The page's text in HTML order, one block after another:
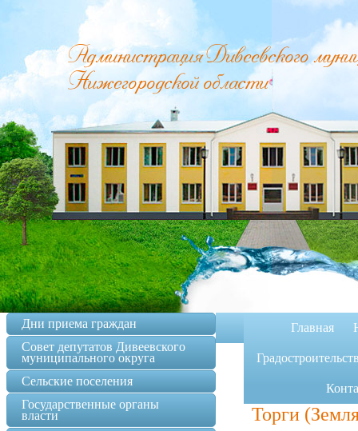
Главная
Торги
Дни приема граждан
Совет депутатов Дивеевского
муниципального округа
Сельские поселения
Государственные органы
власти
Администрация Дивеевского
Нижегородской области